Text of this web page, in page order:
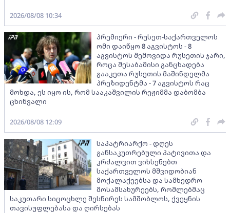
2026/08/08 10:34
პრემიერი - რუსეთ-საქართველოს
ომი დაიწყო 8 აგვისტოს - 8
აგვისტოს შემოვიდა რუსეთის ჯარი,
როცა შესაბამისი განცხადება
გააკეთა რუსეთის მაშინდელმა
პრეზიდენტმა - 7 აგვისტოს რაც
მოხდა, ეს იყო ის, რომ სააკაშვილის რეჟიმმა დაბომბა
ცხინვალი
2026/08/08 12:09
საპატრიარქო - დღეს
განსაკუთრებული პატივითა და
კრძალვით ვიხსენებთ
საქართველოს მშვიდობიან
მოქალაქეებსა და სამხედრო
მოსამსახურეებს, რომლებმაც
საკუთარი სიცოცხლე შესწირეს სამშობლოს, ქვეყნის
თავისუფლებასა და ღირსებას